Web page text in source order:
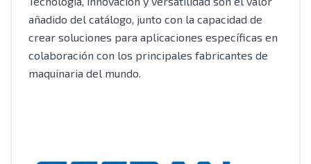
añadido del catálogo, junto con la capacidad de
crear soluciones para aplicaciones específicas en
colaboración con los principales fabricantes de
maquinaria del mundo.